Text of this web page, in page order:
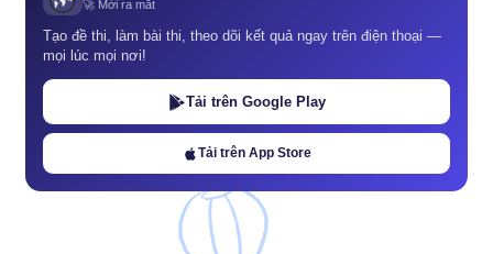
🚀 Mới ra mắt
Tạo đề thi, làm bài thi, theo dõi kết quả ngay trên điện thoại —
mọi lúc mọi nơi!
Tải trên Google Play
Tải trên App Store